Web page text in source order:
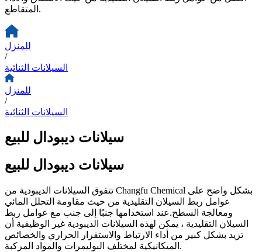
المتقاطع.
للمنزل
/
السيلانات الثنائية
للمنزل
/
السيلانات الثنائية
سيلانات ديبودال للبيع
سيلانات ديبودال للبيع
تتفوق السيلانات الديبودية من Changfu Chemical بشكل واضح على
عوامل ربط السيلان التقليدية من حيث مقاومة التحلل المائي
ومعالجة السطح.عند استخدامها جنبًا إلى جنب مع عوامل ربط
السيلان التقليدية ، يمكن لهذه السيلانات الديبودية غير الوظيفية أن
تزيد بشكل كبير من أداء الارتباط والاستقرار الحراري والخصائص
الميكانيكية لمختلف البوليمرات والمواد المركبة.